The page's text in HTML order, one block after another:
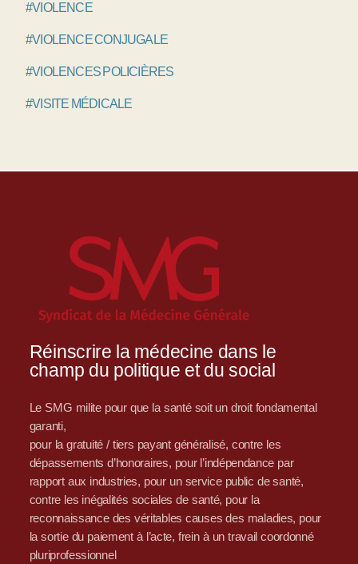
#VIOLENCE
#VIOLENCE CONJUGALE
#VIOLENCES POLICIÈRES
#VISITE MÉDICALE
Réinscrire la médecine dans le
champ du politique et du social
Le SMG milite pour que la santé soit un droit fondamental
garanti,
pour la gratuité / tiers payant généralisé, contre les
dépassements d’honoraires, pour l’indépendance par
rapport aux industries, pour un service public de santé,
contre les inégalités sociales de santé, pour la
reconnaissance des véritables causes des maladies, pour
la sortie du paiement à l’acte, frein à un travail coordonné
pluriprofessionnel